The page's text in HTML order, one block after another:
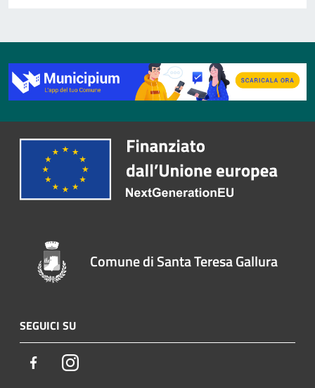
Comune di Santa Teresa Gallura
SEGUICI SU
FacebookInstagram